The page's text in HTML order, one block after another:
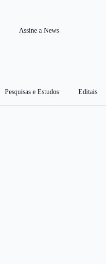
Assine a News
Pesquisas e Estudos Editais